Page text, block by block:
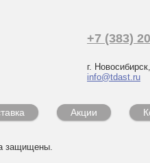
+7 (383)
г.
info@tdast.ru
Акции
защищены.